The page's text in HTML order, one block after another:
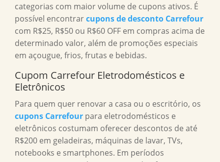
categorias com maior volume de cupons ativos. É
possível encontrarcupons de desconto Carrefour
com R$25, R$50 ou R$60 OFF em compras acima de
determinado valor, além de promoções especiais
em açougue, frios, frutas e bebidas.
Cupom Carrefour Eletrodomésticos e
Eletrônicos
Para quem quer renovar a casa ou o escritório, os
cupons Carrefour para eletrodomésticos e
eletrônicos costumam oferecer descontos de até
R$200 em geladeiras, máquinas de lavar, TVs,
notebooks e smartphones. Em períodos